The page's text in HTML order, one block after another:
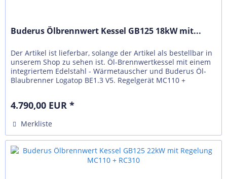
Buderus Ölbrennwert Kessel GB125 18kW mit...
Der Artikel ist lieferbar, solange der Artikel als bestellbar in
unserem Shop zu sehen ist. Öl-Brennwertkessel mit einem
integriertem Edelstahl - Wärmetauscher und Buderus Öl-
Blaubrenner Logatop BE1.3 V5. Regelgerät MC110 +
4.790,00 EUR *
Merkliste